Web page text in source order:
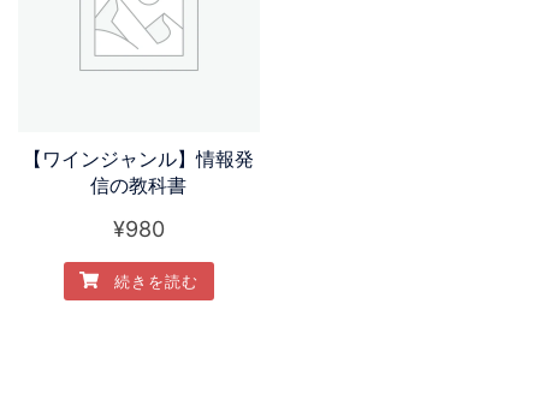
【ワインジャンル】情報発
信の教科書
¥980
続きを読む